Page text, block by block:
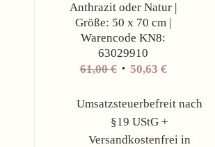
Anthrazit oder Natur |
Größe: 50 x 70 cm |
Warencode KN8:
63029910
61,00€ 50,63 €
Umsatzsteuerbefreit nach
§19 UStG +
Versandkostenfrei in